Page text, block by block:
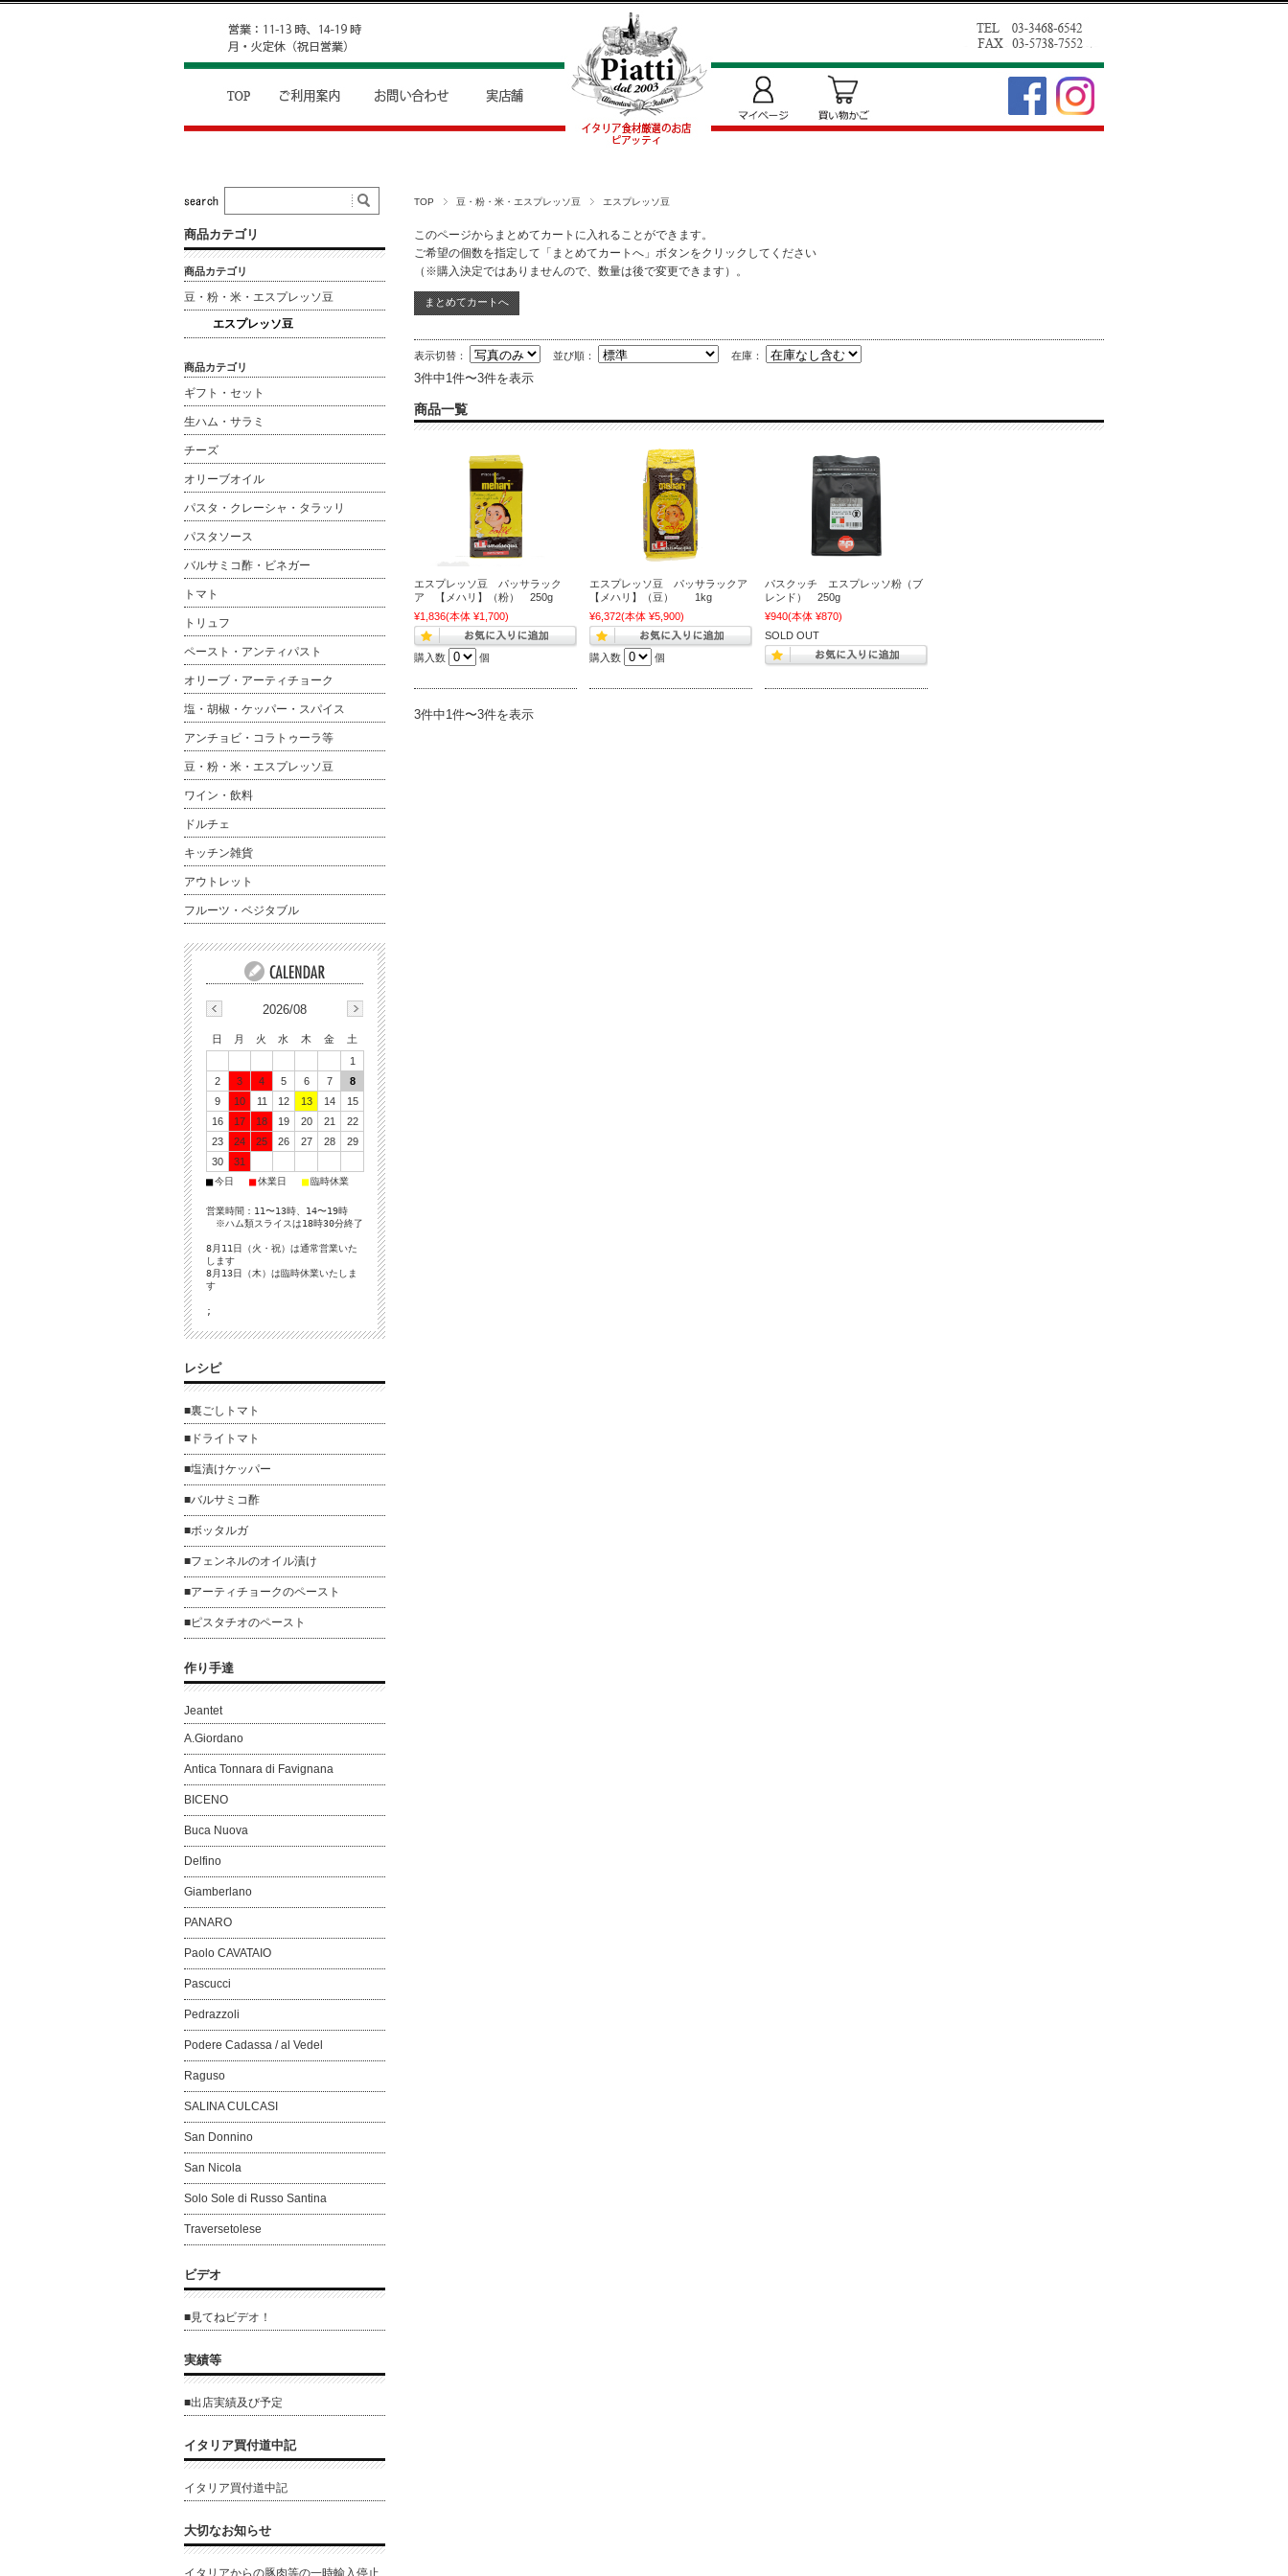
TOP 豆・粉・米・エスプレッソ豆 エスプレッソ豆
このページからまとめてカートに入れることができます。
ご希望の個数を指定して「まとめてカートへ」ボタンをクリックしてください
（※購入決定ではありませんので、数量は後で変更できます）。
表示切替： 並び順： 在庫：
3件中1件〜3件を表示
商品一覧
エスプレッソ豆 パッサラック
ア 【メハリ】（粉） 250g
¥1,836(本体 ¥1,700)
購入数 個
エスプレッソ豆 パッサラックア
【メハリ】（豆） 1kg
¥6,372(本体 ¥5,900)
購入数 個
パスクッチ エスプレッソ粉（ブ
レンド） 250g
¥940(本体 ¥870)
SOLD OUT
3件中1件〜3件を表示
商品カテゴリ
商品カテゴリ
豆・粉・米・エスプレッソ豆
エスプレッソ豆
商品カテゴリ
ギフト・セット
生ハム・サラミ
チーズ
オリーブオイル
パスタ・クレーシャ・タラッリ
パスタソース
バルサミコ酢・ビネガー
トマト
トリュフ
ペースト・アンティパスト
オリーブ・アーティチョーク
塩・胡椒・ケッパー・スパイス
アンチョビ・コラトゥーラ等
豆・粉・米・エスプレッソ豆
ワイン・飲料
ドルチェ
キッチン雑貨
アウトレット
フルーツ・ベジタブル
2026/08
日 月 火 水 木 金
土
1
2
3 4 5 6 7
8
9
10 11 12 13 14
15
16
17 18 19 20 21
22
23
24 25 26 27 28
29
30
31
■今日 ■休業日 ■臨時休業
営業時間：11〜13時、14〜19時
※ハム類スライスは18時30分終了
8月11日（火・祝）は通常営業いた
します
8月13日（木）は臨時休業いたしま
す
;
レシピ
■裏ごしトマト
■ドライトマト
■塩漬けケッパー
■バルサミコ酢
■ボッタルガ
■フェンネルのオイル漬け
■アーティチョークのペースト
■ピスタチオのペースト
作り手達
Jeantet
A.Giordano
Antica Tonnara di Favignana
BICENO
Buca Nuova
Delfino
Giamberlano
PANARO
Paolo CAVATAIO
Pascucci
Pedrazzoli
Podere Cadassa / al Vedel
Raguso
SALINA CULCASI
San Donnino
San Nicola
Solo Sole di Russo Santina
Traversetolese
ビデオ
■見てねビデオ！
実績等
■出店実績及び予定
イタリア買付道中記
イタリア買付道中記
大切なお知らせ
イタリアからの豚肉等の一時輸入停止